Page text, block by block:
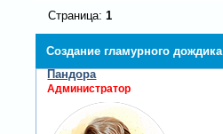
Создание гламурного дождика
Страница: 1
Пандора
Администратор